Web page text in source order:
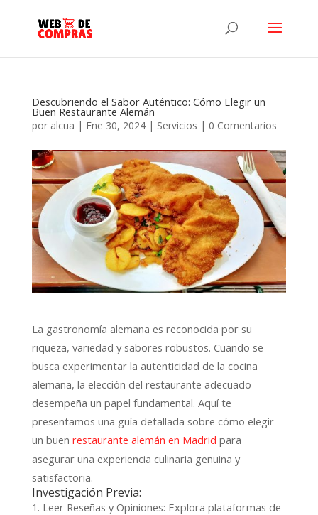
Descubriendo el Sabor Auténtico: Cómo Elegir un
Buen Restaurante Alemán
por alcua | Ene 30, 2024| Servicios | 0 Comentarios
La gastronomía alemana es reconocida por su
riqueza, variedad y sabores robustos. Cuando se
busca experimentar la autenticidad de la cocina
alemana, la elección del restaurante adecuado
desempeña un papel fundamental. Aquí te
presentamos una guía detallada sobre cómo elegir
un buen restaurante alemán en Madrid para
asegurar una experiencia culinaria genuina y
satisfactoria.
Investigación Previa:
1. Leer Reseñas y Opiniones: Explora plataformas de